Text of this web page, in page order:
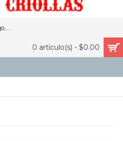
0 artículo(s) - $0.00